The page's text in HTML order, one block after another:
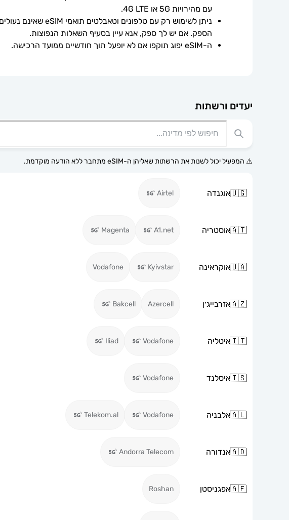
עם מהירויות 5G או 4G LTE.
הספק. אם יש לך ספק, אנא עיין בסעיף השאלות הנפוצות.
ה-eSIM יפוג תוקפו אם לא יופעל תוך חודשיים ממועד הרכישה.
יעדים ורשתות
⚠️ המפעיל יכול לשנות את הרשתות שאליהן ה-eSIM מתחבר ללא הודעה מוקדמת.
🇺🇬אוגנדה Airtel
🇦🇹אוסטריה A1.net
Magenta
🇺🇦אוקראינה Kyivstar
Vodafone
🇦🇿אזרבייג׳ן Azercell
Bakcell
🇮🇹איטליה Vodafone
Iliad
🇮🇸איסלנד Vodafone
🇦🇱אלבניה Vodafone
Telekom.al
🇦🇩אנדורה Andorra Telecom
🇦🇫אפגניסטן Roshan